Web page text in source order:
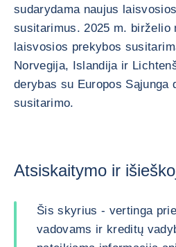
sudarydama naujus
susitarimus. 2025 m. birželio
laisvosios prekybos
Norvegija, Islandija ir
derybas su Europos Sąjunga
susitarimo.
Atsiskaitymo ir
Šis skyrius - vertinga
vadovams ir kreditų